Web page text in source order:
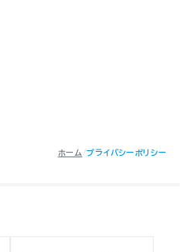
ホーム プライバシーポリシー